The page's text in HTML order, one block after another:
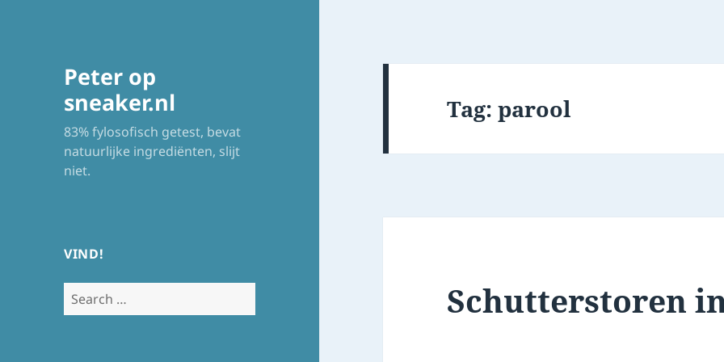
Peter op
sneaker.nl
83% fylosofisch getest, bevat
natuurlijke ingrediënten, slijt
niet.
VIND!
Search
for:
Tag:parool
Schutterstoren